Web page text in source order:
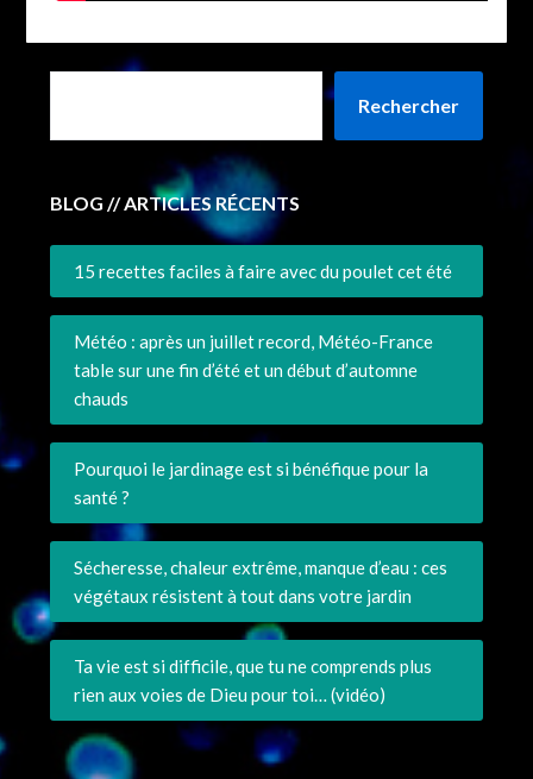
Rechercher
BLOG // ARTICLES RÉCENTS
15 recettes faciles à faire avec du poulet cet été
Météo : après un juillet record, Météo-France
table sur une fin d’été et un début d’automne
chauds
Pourquoi le jardinage est si bénéfique pour la
santé ?
Sécheresse, chaleur extrême, manque d’eau : ces
végétaux résistent à tout dans votre jardin
Ta vie est si difficile, que tu ne comprends plus
rien aux voies de Dieu pour toi… (vidéo)